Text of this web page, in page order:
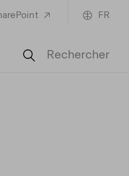
FR
Rechercher